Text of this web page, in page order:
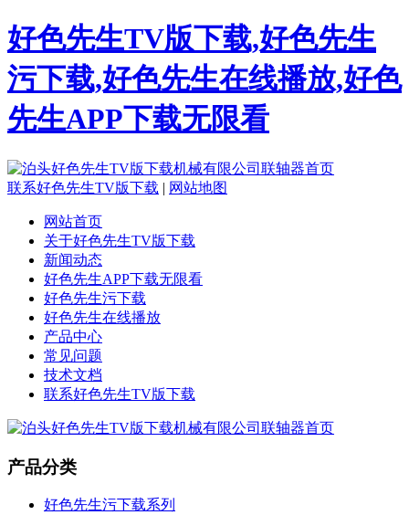
好色先生TV版下载,好色先生
污下载,好色先生在线播放,好色
先生APP下载无限看
联系好色先生TV版下载 | 网站地图
网站首页
关于好色先生TV版下载
新闻动态
好色先生APP下载无限看
好色先生污下载
好色先生在线播放
产品中心
常见问题
技术文档
联系好色先生TV版下载
产品分类
好色先生污下载系列